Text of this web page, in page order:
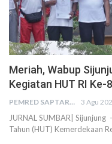
Meriah, Wabup
Kegiatan HUT RI Ke-
PEMRED SAPTARIUS 3 Agu
JURNAL SUMBAR|
Tahun (HUT) Kemerdekaan